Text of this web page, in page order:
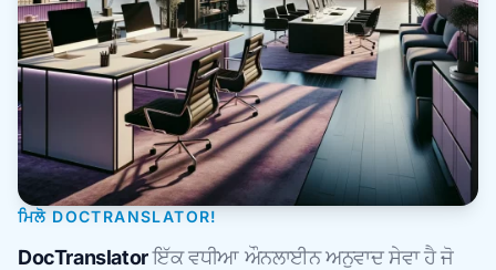
ਮਿਲੋ DOCTRANSLATOR!
DocTranslatorਇੱਕ ਵਧੀਆ ਔਨਲਾਈਨ ਅਨੁਵਾਦ ਸੇਵਾ ਹੈ ਜੋ